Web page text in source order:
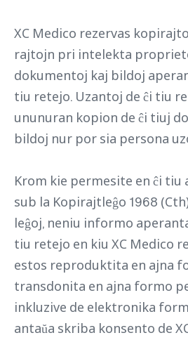
XC Medico rezervas
rajtojn pri intelekta
dokumentoj kaj bildoj
tiu retejo. Uzantoj de ĉi tiu
ununuran kopion de ĉi tiuj
bildoj nur por sia persona
Krom kie permesite en ĉi tiu
sub la Kopirajtleĝo 1968
leĝoj, neniu informo
tiu retejo en kiu XC Medico
estos reproduktita en ajna
transdonita en ajna formo
inkluzive de elektronika
antaŭa skriba konsento de